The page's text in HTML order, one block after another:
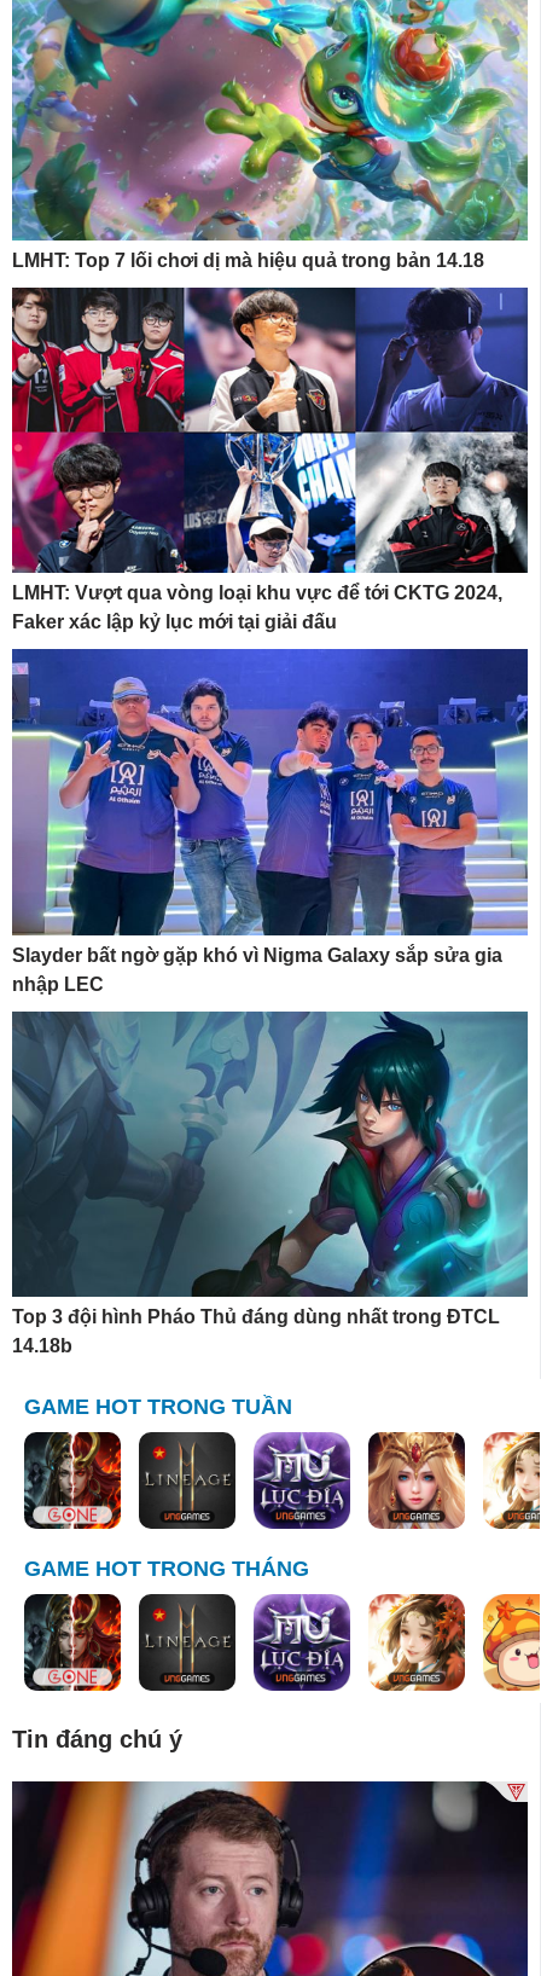
LMHT: Top 7 lối chơi dị mà hiệu quả trong bản 14.18
LMHT: Vượt qua vòng loại khu vực để tới CKTG 2024,
Faker xác lập kỷ lục mới tại giải đấu
Slayder bất ngờ gặp khó vì Nigma Galaxy sắp sửa gia
nhập LEC
Top 3 đội hình Pháo Thủ đáng dùng nhất trong ĐTCL
14.18b
GAME HOT TRONG TUẦN
GAME HOT TRONG THÁNG
Tin đáng chú ý